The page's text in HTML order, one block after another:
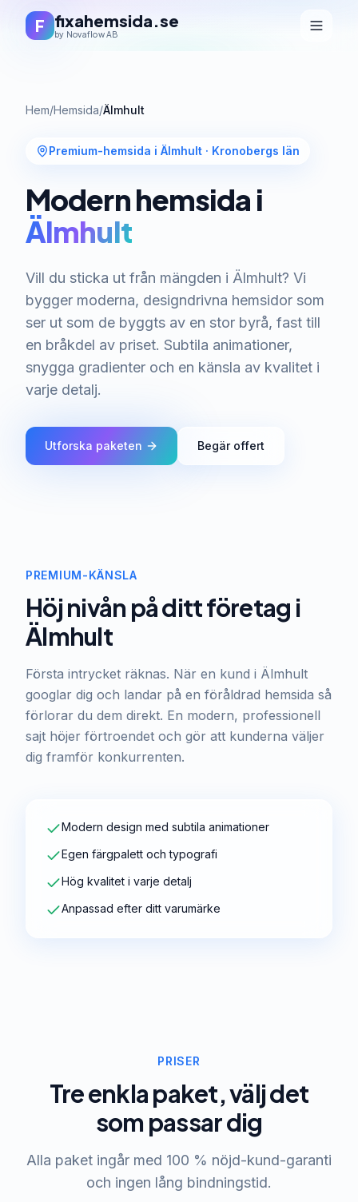
F fixahemsida.se
by Novaflow AB
Hem/Hemsida/Älmhult
Premium-hemsida i Älmhult · Kronobergs län
Modern hemsida i
Älmhult
Vill du sticka ut från mängden i Älmhult? Vi
bygger moderna, designdrivna hemsidor som
ser ut som de byggts av en stor byrå, fast till
en bråkdel av priset. Subtila animationer,
snygga gradienter och en känsla av kvalitet i
varje detalj.
Utforska paketen Begär offert
PREMIUM-KÄNSLA
Höj nivån på ditt företag i
Älmhult
Första intrycket räknas. När en kund i Älmhult
googlar dig och landar på en föråldrad hemsida så
förlorar du dem direkt. En modern, professionell
sajt höjer förtroendet och gör att kunderna väljer
dig framför konkurrenten.
Modern design med subtila animationer
Egen färgpalett och typografi
Hög kvalitet i varje detalj
Anpassad efter ditt varumärke
PRISER
Tre enkla paket, välj det
som passar dig
Alla paket ingår med 100 % nöjd-kund-garanti
och ingen lång bindningstid.